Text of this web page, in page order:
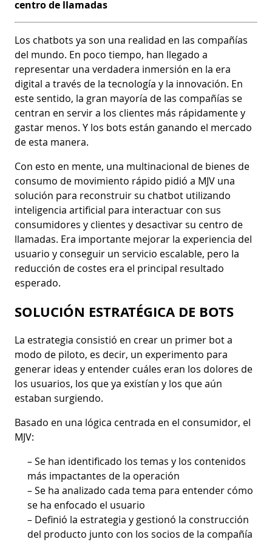
centro de llamadas
Los chatbots ya son una realidad en las compañías
del mundo. En poco tiempo, han llegado a
representar una verdadera inmersión en la era
digital a través de la tecnología y la innovación. En
este sentido, la gran mayoría de las compañías se
centran en servir a los clientes más rápidamente y
gastar menos. Y los bots están ganando el mercado
de esta manera.
Con esto en mente, una multinacional de bienes de
consumo de movimiento rápido pidió a MJV una
solución para reconstruir su chatbot utilizando
inteligencia artificial para interactuar con sus
consumidores y clientes y desactivar su centro de
llamadas. Era importante mejorar la experiencia del
usuario y conseguir un servicio escalable, pero la
reducción de costes era el principal resultado
esperado.
SOLUCIÓN ESTRATÉGICA DE BOTS
La estrategia consistió en crear un primer bot a
modo de piloto, es decir, un experimento para
generar ideas y entender cuáles eran los dolores de
los usuarios, los que ya existían y los que aún
estaban surgiendo.
Basado en una lógica centrada en el consumidor, el
MJV:
– Se han identificado los temas y los contenidos
más impactantes de la operación
– Se ha analizado cada tema para entender cómo
se ha enfocado el usuario
– Definió la estrategia y gestionó la construcción
del producto junto con los socios de la compañía